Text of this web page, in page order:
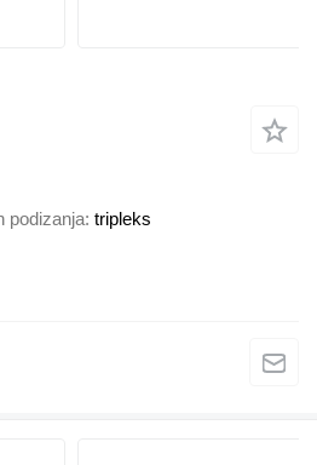
podizanja tripleks